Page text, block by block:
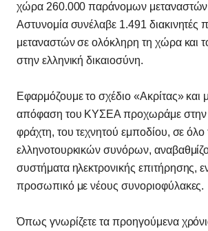
χώρα 260.000 παράνομων
Αστυνομία συνέλαβε 1.491
μεταναστών σε ολόκληρη τη χώρα και
στην ελληνική δικαιοσύνη.
Εφαρμόζουμε το σχέδιο «Ακρίτας» και
απόφαση του ΚΥΣΕΑ προχωράμε στην
φράχτη, του τεχνητού εμποδίου, σε
ελληνοτουρκικών συνόρων,
συστήματα ηλεκτρονικής επιτήρησης,
προσωπικό με νέους συνοριοφύλακες.
Όπως γνωρίζετε τα προηγούμενα